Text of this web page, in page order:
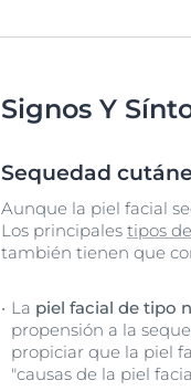
Signos Y
Sequedad
Aunque la piel facial
Los principales tipos
también tienen que
La piel facial de tipo
propensión a la
propiciar que la piel
"causas de la piel